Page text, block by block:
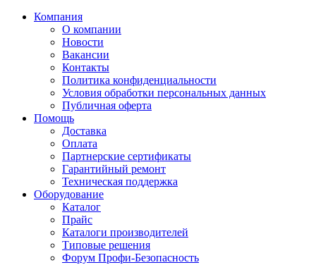
Компания
О компании
Новости
Вакансии
Контакты
Политика конфиденциальности
Условия обработки персональных данных
Публичная оферта
Помощь
Доставка
Оплата
Партнерские сертификаты
Гарантийный ремонт
Техническая поддержка
Оборудование
Каталог
Прайс
Каталоги производителей
Типовые решения
Форум Профи-Безопасность